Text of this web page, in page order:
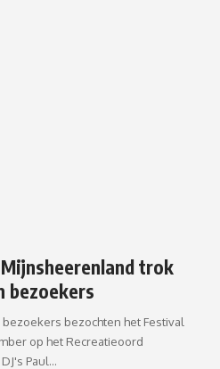
trok
bezoekers
bezochten het Festival
op het Recreatieoord
Paul…